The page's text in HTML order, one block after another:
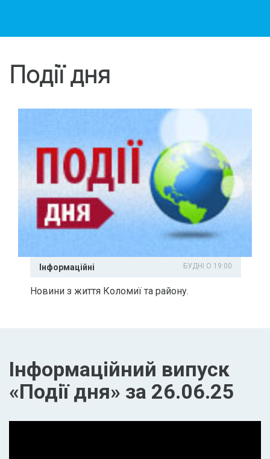
Події дня
Інформаційні БУДНІ О 19:00
Новини з життя Коломиї та району.
Інформаційний випуск
«Події дня» за 26.06.25